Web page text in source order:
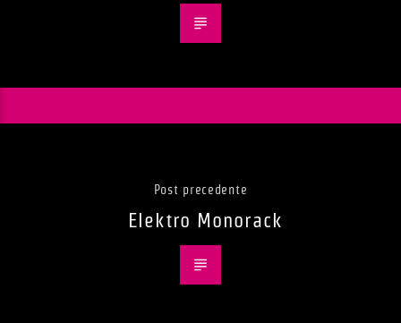
Post precedente
Elektro Monorack